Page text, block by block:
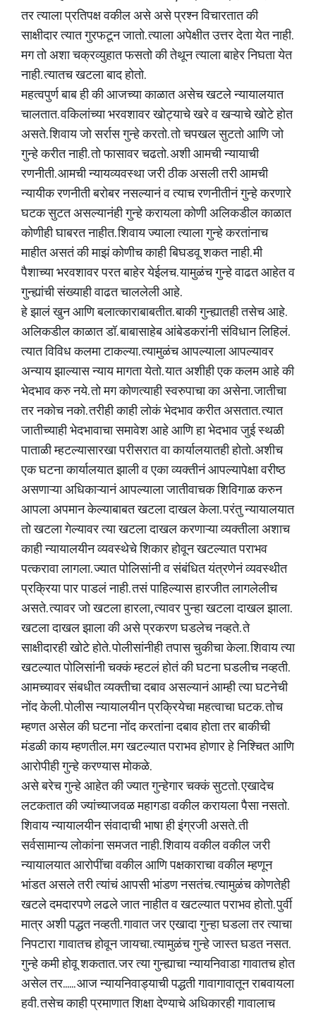
तर त्याला प्रतिपक्ष वकील असे असे प्रश्न विचारतात की
साक्षीदार त्यात गुरफटून जातो. त्याला अपेक्षीत उत्तर देता येत नाही.
मग तो अशा चक्रव्युहात फसतो की तेथून त्याला बाहेर निघता येत
नाही. त्यातच खटला बाद होतो.
महत्वपुर्ण बाब ही की आजच्या काळात असेच खटले न्यायालयात
चालतात. वकिलांच्या भरवशावर खोट्याचे खरे व खऱ्याचे खोटे होत
असते. शिवाय जो सर्रास गुन्हे करतो. तो चपखल सुटतो आणि जो
गुन्हे करीत नाही. तो फासावर चढतो. अशी आमची न्यायाची
रणनीती. आमची न्यायव्यवस्था जरी ठीक असली तरी आमची
न्यायीक रणनीती बरोबर नसल्यानं व त्याच रणनीतीनं गुन्हे करणारे
घटक सुटत असल्यानंही गुन्हे करायला कोणी अलिकडील काळात
कोणीही घाबरत नाहीत. शिवाय ज्याला त्याला गुन्हे करतांनाच
माहीत असतं की माझं कोणीच काही बिघडवू शकत नाही. मी
पैशाच्या भरवशावर परत बाहेर येईलच. यामुळंच गुन्हे वाढत आहेत व
गुन्ह्यांची संख्याही वाढत चाललेली आहे.
हे झालं खुन आणि बलात्काराबाबतीत. बाकी गुन्ह्यातही तसेच आहे.
अलिकडील काळात डॉ. बाबासाहेब आंबेडकरांनी संविधान लिहिलं.
त्यात विविध कलमा टाकल्या. त्यामुळंच आपल्याला आपल्यावर
अन्याय झाल्यास न्याय मागता येतो. यात अशीही एक कलम आहे की
भेदभाव करु नये. तो मग कोणत्याही स्वरुपाचा का असेना. जातीचा
तर नकोच नको. तरीही काही लोकं भेदभाव करीत असतात. त्यात
जातीच्याही भेदभावाचा समावेश आहे आणि हा भेदभाव जुई स्थळी
पाताळी म्हटल्यासारखा परीसरात वा कार्यालयातही होतो. अशीच
एक घटना कार्यालयात झाली व एका व्यक्तीनं आपल्यापेक्षा वरीष्ठ
असणाऱ्या अधिकाऱ्यानं आपल्याला जातीवाचक शिविगाळ करुन
आपला अपमान केल्याबाबत खटला दाखल केला. परंतु न्यायालयात
तो खटला गेल्यावर त्या खटला दाखल करणाऱ्या व्यक्तीला अशाच
काही न्यायालयीन व्यवस्थेचे शिकार होवून खटल्यात पराभव
पत्करावा लागला. ज्यात पोलिसांनी व संबंधित यंत्रणेनं व्यवस्थीत
प्रक्रिया पार पाडलं नाही. तसं पाहिल्यास हारजीत लागलेलीच
असते. त्यावर जो खटला हारला, त्यावर पुन्हा खटला दाखल झाला.
खटला दाखल झाला की असे प्रकरण घडलेच नव्हते. ते
साक्षीदारही खोटे होते. पोलीसांनीही तपास चुकीचा केला. शिवाय त्या
खटल्यात पोलिसांनी चक्कं म्हटलं होतं की घटना घडलीच नव्हती.
आमच्यावर संबधीत व्यक्तीचा दबाव असल्यानं आम्ही त्या घटनेची
नोंद केली. पोलीस न्यायालयीन प्रक्रियेचा महत्वाचा घटक. तोच
म्हणत असेल की घटना नोंद करतांना दबाव होता तर बाकीची
मंडळी काय म्हणतील. मग खटल्यात पराभव होणार हे निश्चित आणि
आरोपीही गुन्हे करण्यास मोकळे.
असे बरेच गुन्हे आहेत की ज्यात गुन्हेगार चक्कं सुटतो. एखादेच
लटकतात की ज्यांच्याजवळ महागडा वकील करायला पैसा नसतो.
शिवाय न्यायालयीन संवादाची भाषा ही इंग्रजी असते. ती
सर्वसामान्य लोकांना समजत नाही. शिवाय वकील वकील जरी
न्यायालयात आरोपींचा वकील आणि पक्षकाराचा वकील म्हणून
भांडत असले तरी त्यांचं आपसी भांडण नसतंच. त्यामुळंच कोणतेही
खटले दमदारपणे लढले जात नाहीत व खटल्यात पराभव होतो. पुर्वी
मात्र अशी पद्धत नव्हती. गावात जर एखादा गुन्हा घडला तर त्याचा
निपटारा गावातच होवून जायचा. त्यामुळंच गुन्हे जास्त घडत नसत.
गुन्हे कमी होवू शकतात. जर त्या गुन्ह्याचा न्यायनिवाडा गावातच होत
असेल तर...... आज न्यायनिवाड्याची पद्धती गावागावातून राबवायला
हवी. तसेच काही प्रमाणात शिक्षा देण्याचे अधिकारही गावालाच